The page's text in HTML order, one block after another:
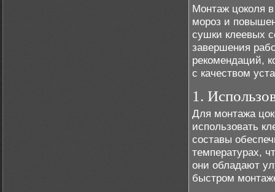
Монтаж цоколя
мороз и
сушки клеевых
завершения
рекомендаций,
с качеством
1.
Для монтажа
использовать
составы
температурах,
они обладают
быстром